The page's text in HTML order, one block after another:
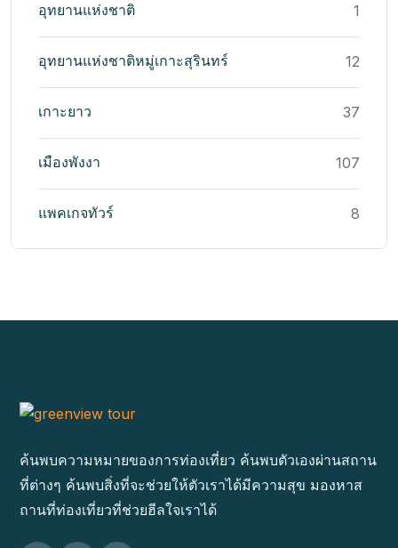
อุทยานแห่งชาติ 1
อุทยานแห่งชาติหมู่เกาะสุรินทร์ 12
เกาะยาว 37
เมืองพังงา 107
แพคเกจทัวร์ 8
ค้นพบความหมายของการท่องเที่ยว ค้นพบตัวเองผ่านสถาน
ที่ต่างๆ ค้นพบสิ่งที่จะช่วยให้ตัวเราได้มีความสุข มองหาส
ถานที่ท่องเที่ยวที่ช่วยฮีลใจเราได้